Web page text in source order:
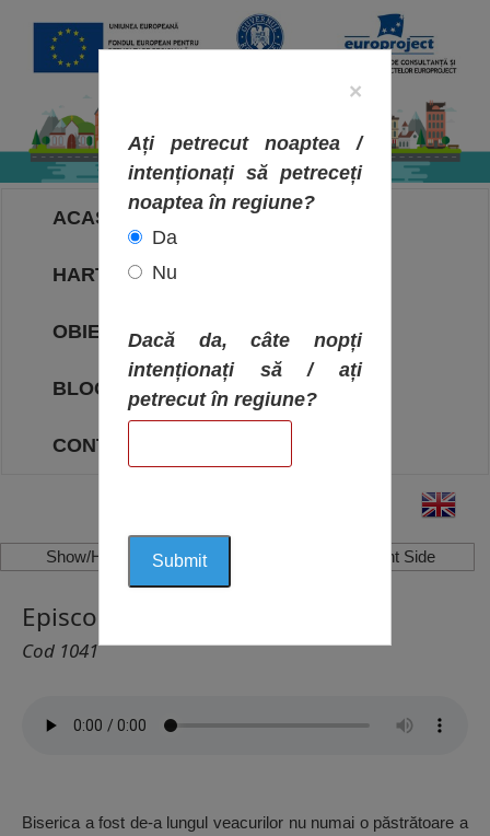
ACASA
HARTA OBIECTIVELOR
OBIECTIVE
BLOG
CONTACT
Show/Hide Left Side Show/Hide Right Side
Episcopia Giurgiului, Giurgiu
Cod 1041
Biserica a fost de-a lungul veacurilor nu numai o păstrătoare a
×
Ați petrecut noaptea /
intenționați să petreceți
noaptea în regiune?
Da
Nu
Dacă da, câte nopți
intenționați să / ați
petrecut în regiune?